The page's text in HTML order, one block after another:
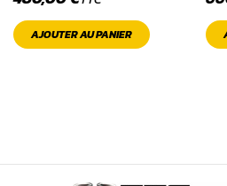
AJOUTER AU PANIER